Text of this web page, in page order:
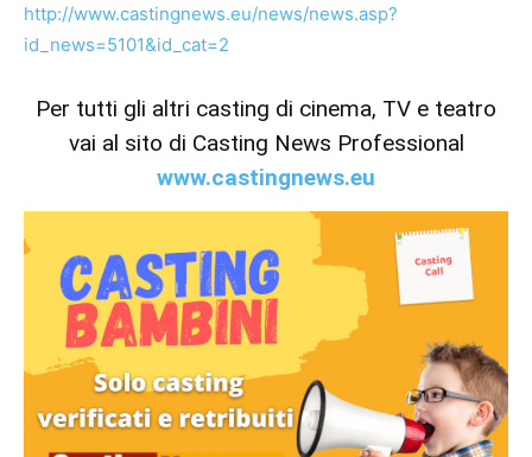
http://www.castingnews.eu/news/news.asp?
id_news=5101&id_cat=2
Per tutti gli altri casting di cinema, TV e teatro
vai al sito di Casting News Professional
www.castingnews.eu